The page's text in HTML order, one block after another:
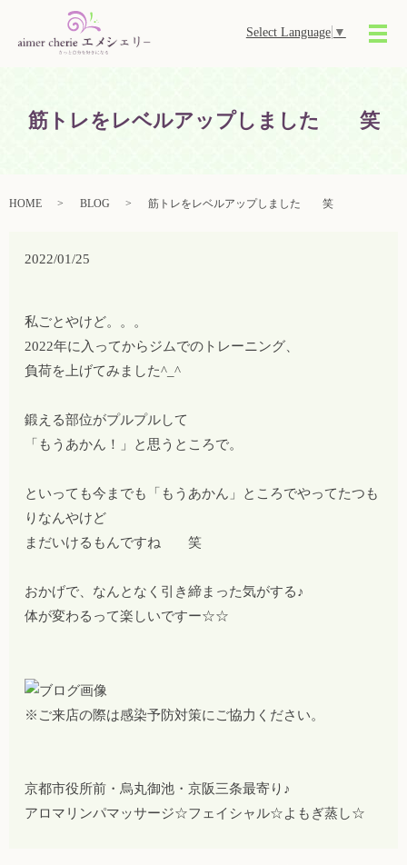
Select Language ▼
メ
筋トレをレベルアップしました 笑
HOME BLOG 筋トレをレベルアップしました 笑
2022/01/25
私ごとやけど。。。
2022年に入ってからジムでのトレーニング、
負荷を上げてみました^_^
鍛える部位がプルプルして
「もうあかん！」と思うところで。
といっても今までも「もうあかん」ところでやってたつも
りなんやけど
まだいけるもんですね 笑
おかげで、なんとなく引き締まった気がする♪
体が変わるって楽しいですー☆☆
※ご来店の際は感染予防対策にご協力ください。
京都市役所前・烏丸御池・京阪三条最寄り♪
アロマリンパマッサージ☆フェイシャル☆よもぎ蒸し☆